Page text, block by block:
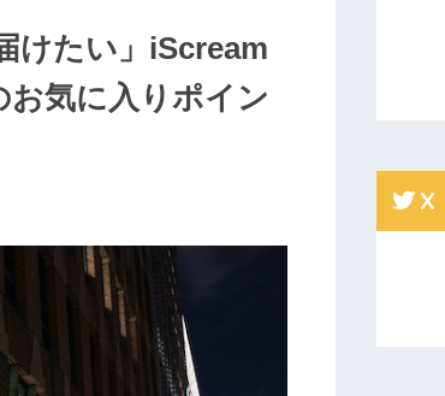
けたい」iScream
気に入りポイン
X